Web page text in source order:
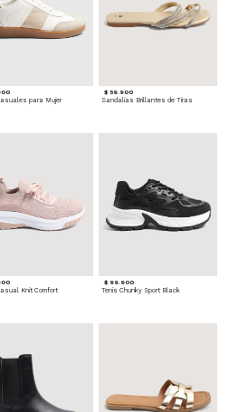
para Mujer
$ 59.900
Sandalias Brillantes de Tiras
Knit Comfort
$ 99.900
Tenis Chunky Sport Black